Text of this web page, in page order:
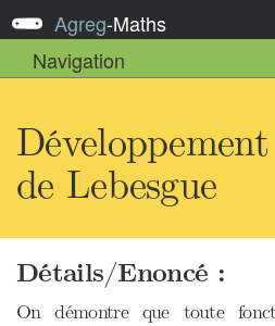
Agreg-Maths
Navigation
de Lebesgue
Détails/Enoncé :
On démontre que toute